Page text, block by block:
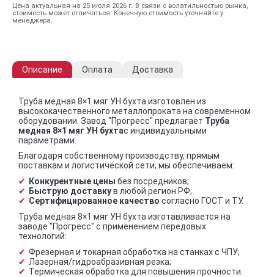
Цена актуальная на 25 июля 2026 г. В связи с волатильностью рынка,
стоимость может отличаться. Конечную стоимость уточняйте у
менеджера.
Описание Оплата Доставка
Труба медная 8×1 мяг УН бухта изготовлен из
высококачественного металлопроката на современном
оборудовании. Завод "Прогресс" предлагает Труба
медная 8×1 мяг УН бухтас индивидуальными
параметрами.
Благодаря собственному производству, прямым
поставкам и логистической сети, мы обеспечиваем:
Конкурентные цены без посредников;
Быструю доставкув любой регион РФ;
Сертифицированное качество согласно ГОСТ и ТУ.
Труба медная 8×1 мяг УН бухта изготавливается на
заводе "Прогресс" с применением передовых
технологий:
Фрезерная и токарная обработка на станках с ЧПУ;
Лазерная/гидроабразивная резка;
Термическая обработка для повышения прочности.